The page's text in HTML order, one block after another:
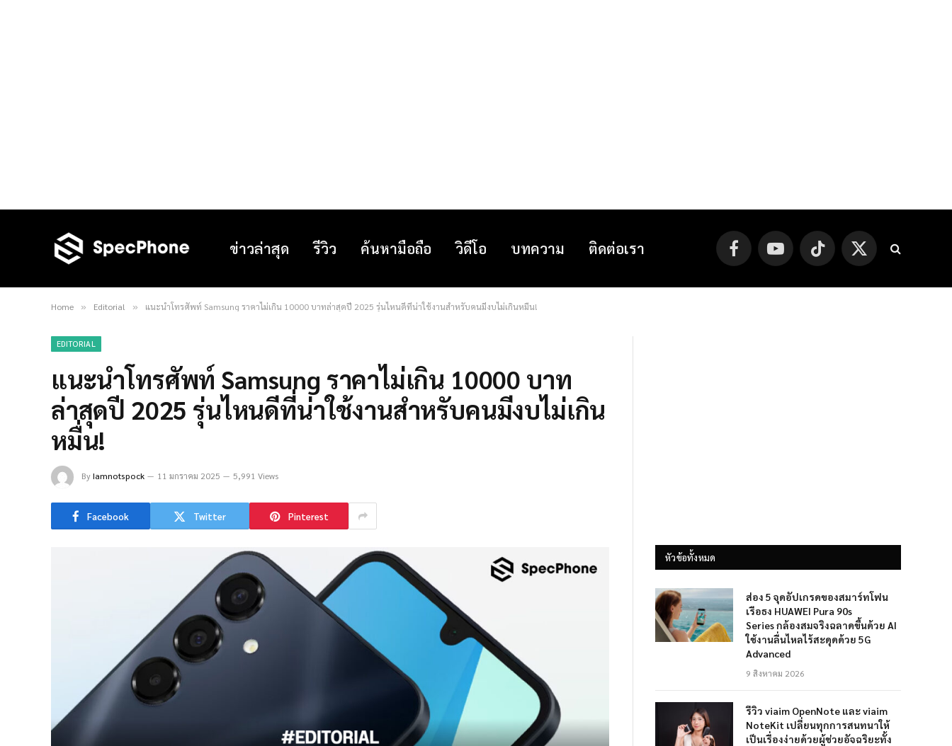
ข่าวล่าสุด รีวิว ค้นหามือถือ วิดีโอ บทความ ติดต่อเรา FacebookYouTube TikTok
X
(Twitter)
Home » Editorial » แนะนำโทรศัพท์ Samsung ราคาไม่เกิน 10000 บาทล่าสุดปี 2025 รุ่นไหนดีที่น่าใช้งานสำหรับคนมีงบไม่เกินหมื่น!
EDITORIAL
แนะนำโทรศัพท์ Samsung ราคาไม่เกิน 10000 บาท
ล่าสุดปี 2025 รุ่นไหนดีที่น่าใช้งานสำหรับคนมีงบไม่เกิน
หมื่น!
ByIamnotspock 11 มกราคม 2025 5,991 Views
Facebook Twitter Pinterest
หัวข้อทั้งหมด
ส่อง 5 จุดอัปเกรดของสมาร์ทโฟน
เรือธง HUAWEI Pura 90s
Series กล้องสมจริงฉลาดขึ้นด้วย AI
ใช้งานลื่นไหลไร้สะดุดด้วย 5G
Advanced
9 สิงหาคม 2026
รีวิว viaim OpenNote และ viaim
NoteKit เปลี่ยนทุกการสนทนาให้
เป็นเรื่องง่ายด้วยผู้ช่วยอัจฉริยะทั้ง